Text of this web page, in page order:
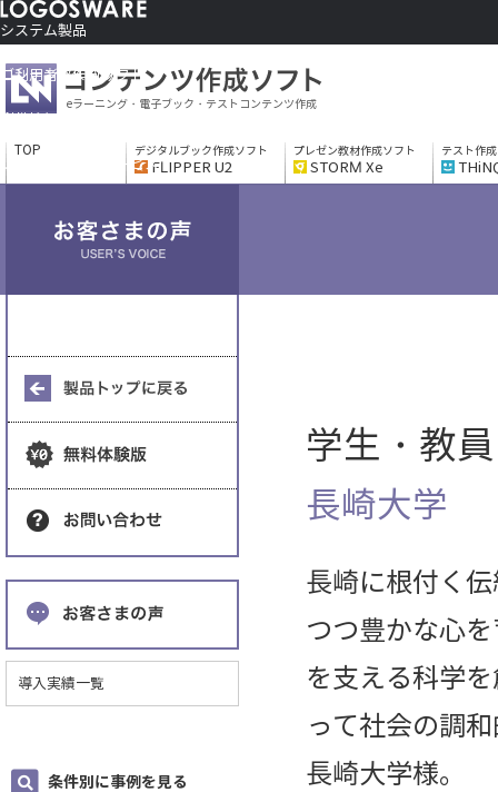
システム製品
コンテンツ作成ソフト
ソリューションサービス
ご利用者さま向け
eラーニング・電子ブック・テストコンテンツ作成
TOP デジタルブック作成ソフト
FLIPPER U2
プレゼン教材作成ソフト
STORM Xe
テスト作
学生・教
長崎大学
長崎に根付く
つつ豊かな心
を支える科学
って社会の調
長崎大学様。
導入実績一覧
条件別に事例を見る